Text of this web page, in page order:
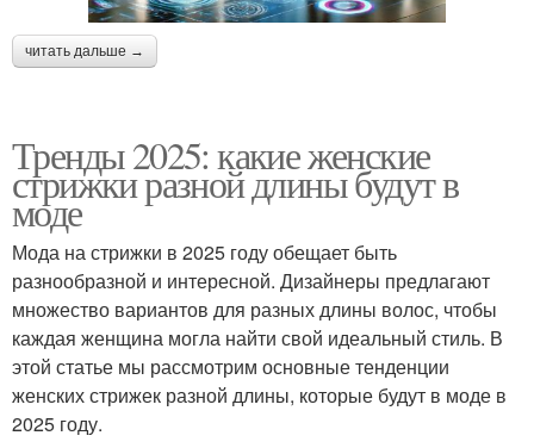
читать дальше →
Тренды 2025: какие женские
стрижки разной длины будут в
моде
Мода на стрижки в 2025 году обещает быть
разнообразной и интересной. Дизайнеры предлагают
множество вариантов для разных длины волос, чтобы
каждая женщина могла найти свой идеальный стиль. В
этой статье мы рассмотрим основные тенденции
женских стрижек разной длины, которые будут в моде в
2025 году.